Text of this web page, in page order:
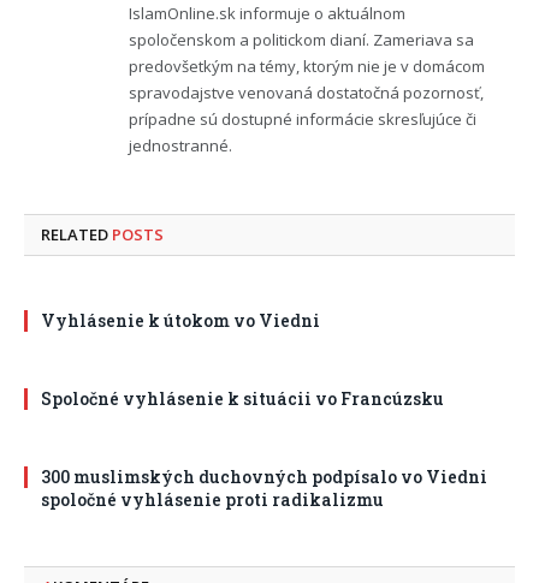
IslamOnline.sk informuje o aktuálnom
spoločenskom a politickom dianí. Zameriava sa
predovšetkým na témy, ktorým nie je v domácom
spravodajstve venovaná dostatočná pozornosť,
prípadne sú dostupné informácie skresľujúce či
jednostranné.
RELATED POSTS
Vyhlásenie k útokom vo Viedni
Spoločné vyhlásenie k situácii vo Francúzsku
300 muslimských duchovných podpísalo vo Viedni
spoločné vyhlásenie proti radikalizmu